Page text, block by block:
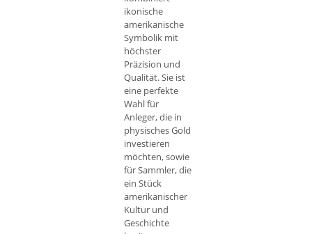
ikonische
amerikanische
Symbolik mit
höchster
Präzision und
Qualität. Sie ist
eine perfekte
Wahl für
Anleger, die in
physisches Gold
investieren
möchten, sowie
für Sammler, die
ein Stück
amerikanischer
Kultur und
Geschichte